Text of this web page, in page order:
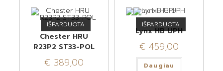
IŠPARDUOTA
Chester HRU
R23P2 ST33-POL
€389,00
IŠPARDUOTA
Lynx HB UPH
€ 459,00
Daugiau